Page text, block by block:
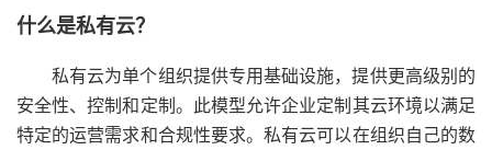
什么是私有云？
私有云为单个组织提供专用基础设施，提供更高级别的
安全性、控制和定制。此模型允许企业定制其云环境以满足
特定的运营需求和合规性要求。私有云可以在组织自己的数